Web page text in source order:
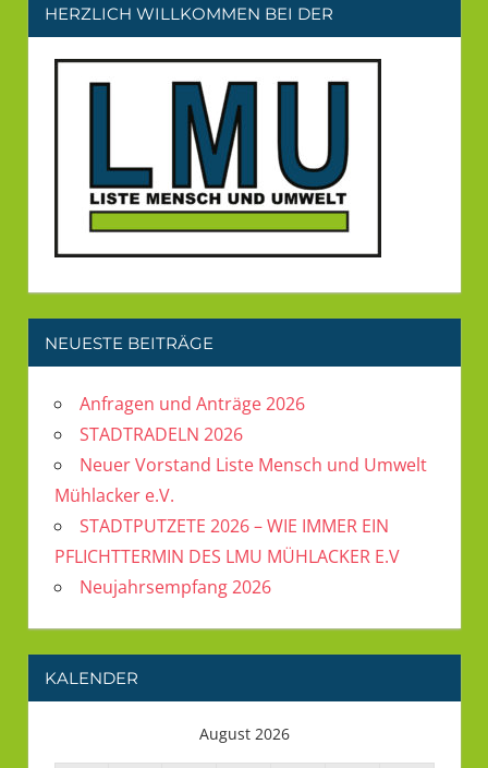
HERZLICH WILLKOMMEN BEI DER
NEUESTE BEITRÄGE
Anfragen und Anträge 2026
STADTRADELN 2026
Neuer Vorstand Liste Mensch und Umwelt
Mühlacker e.V.
STADTPUTZETE 2026 – WIE IMMER EIN
PFLICHTTERMIN DES LMU MÜHLACKER E.V
Neujahrsempfang 2026
KALENDER
August 2026